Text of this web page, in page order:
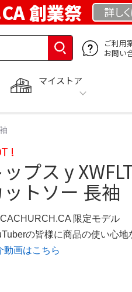
創業祭 詳し
ご利用
お問い
マイストア
!
ップス y
ットソー 長袖
限定モデル
の皆様に商品の使い心地
動画はこちら